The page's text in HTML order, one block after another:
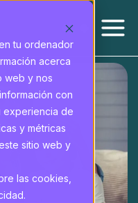
tu ordenador
acerca
web y nos
con
experiencia de
y métricas
sitio web y
las cookies,